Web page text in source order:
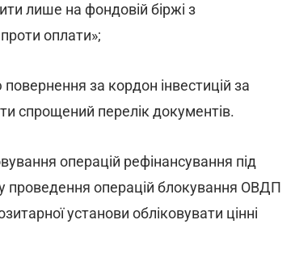
лише на фондовій біржі з
оплати»;
за кордон інвестицій за
спрощений перелік документів.
операцій рефінансування під
проведення операцій блокування ОВДП
установи обліковувати цінні